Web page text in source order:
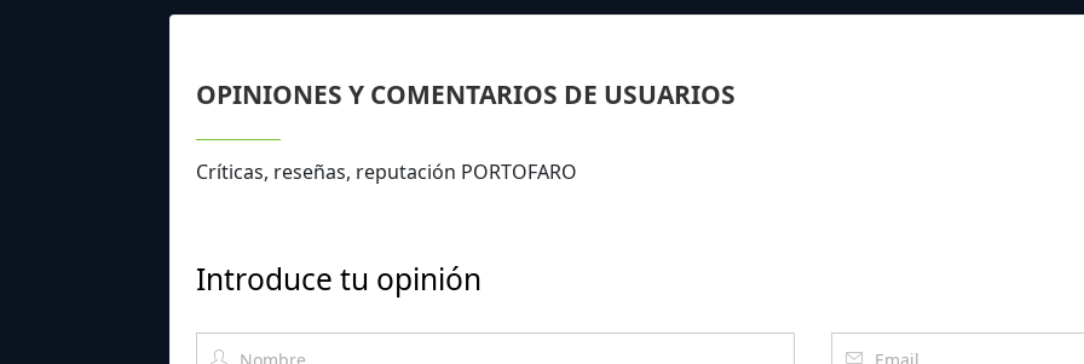
OPINIONES Y COMENTARIOS DE USUARIOS
Críticas, reseñas, reputación PORTOFARO
Introduce tu opinión